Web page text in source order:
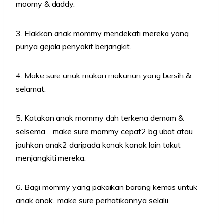
moomy & daddy.
3. Elakkan anak mommy mendekati mereka yang
punya gejala penyakit berjangkit.
4. Make sure anak makan makanan yang bersih &
selamat.
5. Katakan anak mommy dah terkena demam &
selsema… make sure mommy cepat2 bg ubat atau
jauhkan anak2 daripada kanak kanak lain takut
menjangkiti mereka.
6. Bagi mommy yang pakaikan barang kemas untuk
anak anak.. make sure perhatikannya selalu.